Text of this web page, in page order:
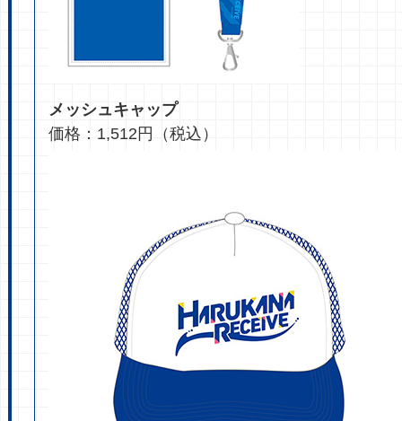
メッシュキャップ
価格：1,512円（税込）